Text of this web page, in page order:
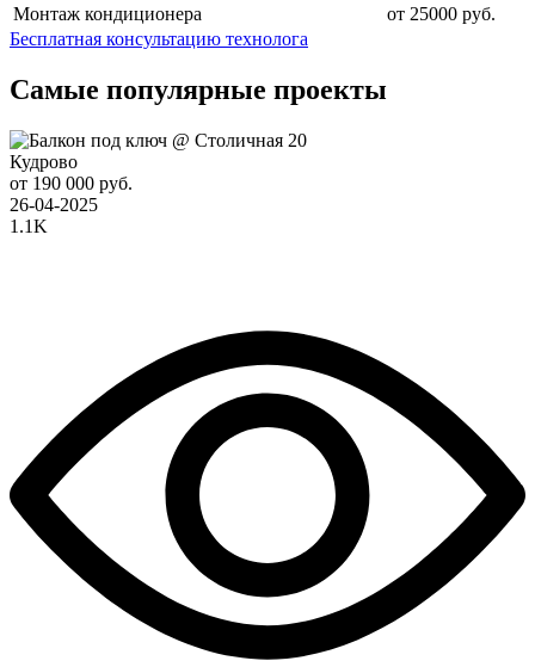
Монтаж кондиционера
от 25000 руб.
Бесплатная консультацию технолога
Самые популярные проекты
Кудрово
от 190 000 руб.
26-04-2025
1.1K